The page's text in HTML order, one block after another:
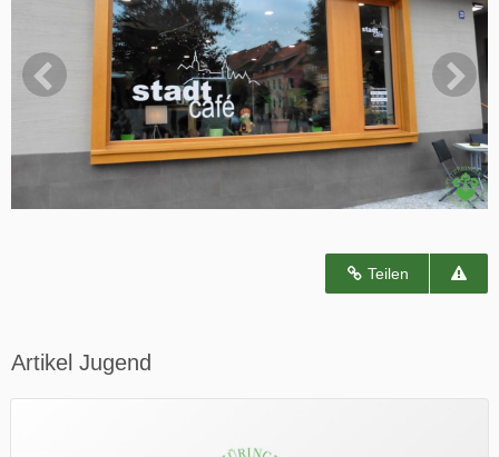
Teilen
Artikel Jugend